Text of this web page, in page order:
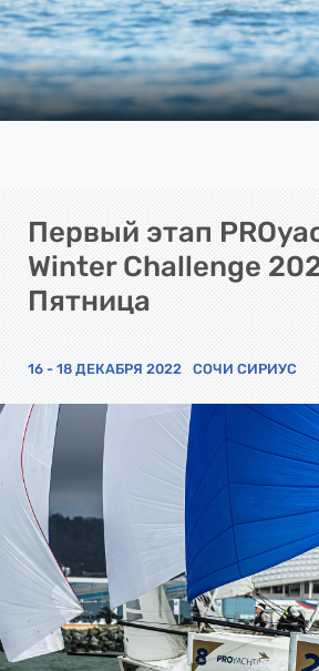
Первый этап
Winter Challenge
Пятница
16 - 18 ДЕКАБРЯ 2022 СОЧИ СИРИУС